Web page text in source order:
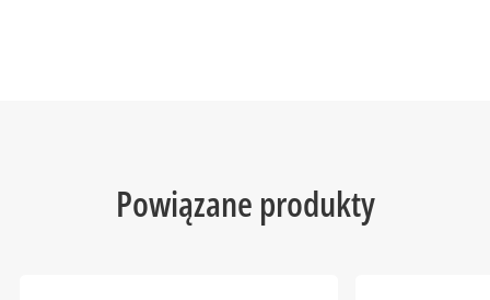
Powiązane produkty